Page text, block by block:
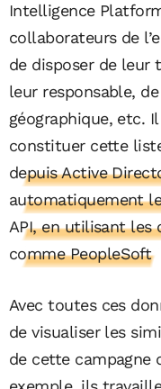
Intelligence
collaborateurs de
de disposer de leur
leur responsable,
géographique, etc.
constituer cette
depuis Active
automatiquement
API, en utilisant les
comme PeopleSoft
Avec toutes ces
de visualiser les
de cette campagne